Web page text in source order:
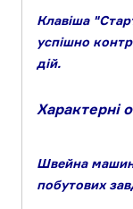
Клавіша
успішно
дій.
Характерні
Швейна
побутових